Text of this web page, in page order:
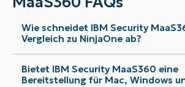
Wie schneidet IBM Security
Vergleich zu NinjaOne ab?
Bietet IBM Security MaaS360 eine
Bereitstellung für Mac, Windows